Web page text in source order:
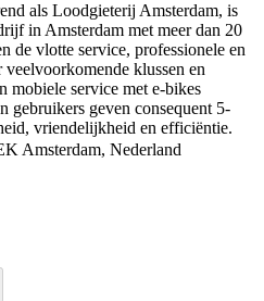
als Loodgieterij Amsterdam, is
in Amsterdam met meer dan 20
de vlotte service, professionele en
klussen en
mobiele service met e-bikes
gebruikers geven consequent 5-
vriendelijkheid en efficiëntie.
Amsterdam, Nederland